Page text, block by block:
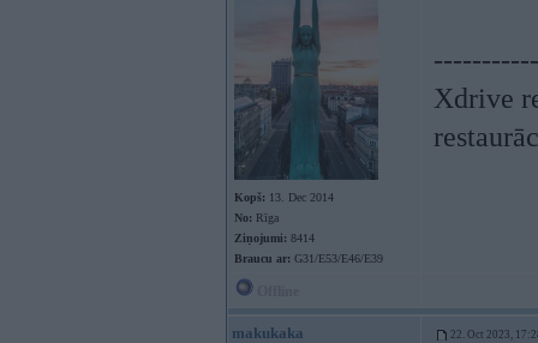
Kopš: 13. Dec 2014
No: Rīga
Ziņojumi: 8414
Braucu ar: G31/E53/E46/E39
Xdrive
makukaka 22. Oct 2023,